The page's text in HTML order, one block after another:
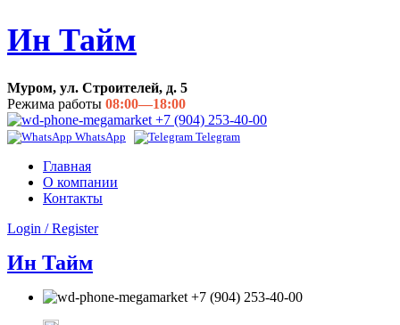
Ин Тайм
Муром, ул. Строителей, д. 5
Режима работы 08:00—18:00
+7 (904) 253-40-00
WhatsApp Telegram
Главная
О компании
Контакты
Login / Register
Ин Тайм
+7 (904) 253-40-00